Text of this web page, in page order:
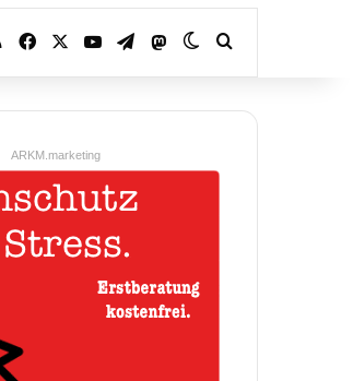
RSS Facebook YouTubeTelegramMastodonSkin umschalten
ARKM.marketing